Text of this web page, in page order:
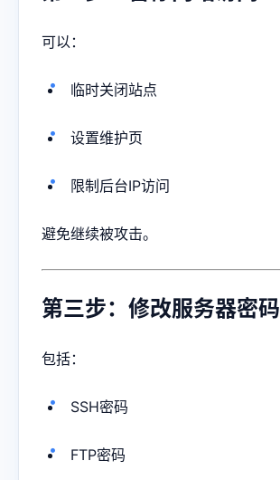
可以：
临时关闭站点
设置维护页
限制后台IP访问
避免继续被攻击。
第三步：修改服务器密码
包括：
SSH密码
FTP密码